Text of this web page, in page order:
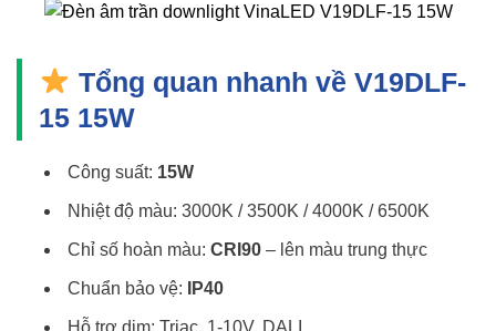
Tổng quan nhanh về V19DLF-
15 15W
Công suất: 15W
Nhiệt độ màu: 3000K / 3500K / 4000K / 6500K
Chỉ số hoàn màu: CRI90– lên màu trung thực
Chuẩn bảo vệ: IP40
Hỗ trợ dim: Triac, 1-10V, DALI